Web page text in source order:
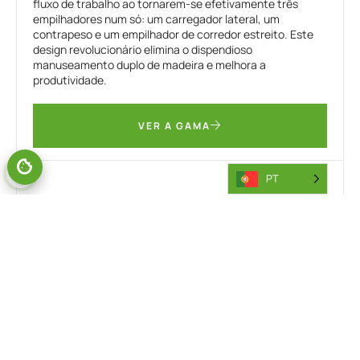
fluxo de trabalho ao tornarem-se efetivamente três
empilhadores num só: um carregador lateral, um
contrapeso e um empilhador de corredor estreito. Este
design revolucionário elimina o dispendioso
manuseamento duplo de madeira e melhora a
produtividade.
VER A GAMA
PT